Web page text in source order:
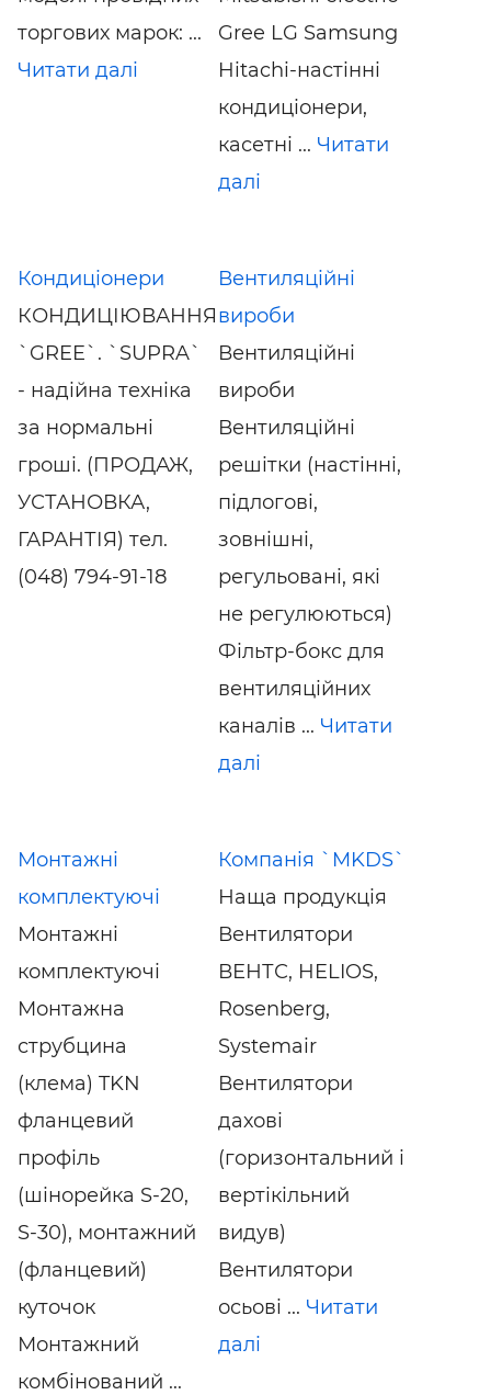
торгових марок: ...
Читати далі
Gree LG Samsung
Hitachi-настінні
кондиціонери,
касетні ... Читати
далі
Кондиціонери
КОНДИЦІЮВАННЯ
`GREE`. `SUPRA`
- надійна техніка
за нормальні
гроші. (ПРОДАЖ,
УСТАНОВКА,
ГАРАНТІЯ) тел.
(048) 794-91-18
Вентиляційні
вироби
Вентиляційні
вироби
Вентиляційні
решітки (настінні,
підлогові,
зовнішні,
регульовані, які
не регулюються)
Фільтр-бокс для
вентиляційних
каналів ... Читати
далі
Монтажні
комплектуючі
Монтажні
комплектуючі
Монтажна
струбцина
(клема) TKN
фланцевий
профіль
(шінорейка S-20,
S-30), монтажний
(фланцевий)
куточок
Монтажний
комбінований ...
Компанія `MKDS`
Наща продукція
Вентилятори
ВЕНТС, HELIOS,
Rosenberg,
Systemair
Вентилятори
дахові
(горизонтальний і
вертікільний
видув)
Вентилятори
осьові ... Читати
далі